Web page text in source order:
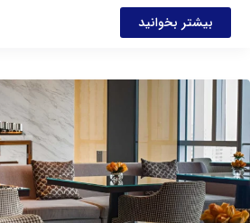
بیشتر بخوانید
لیست
بهترین
های
لاکچری
تهران
+
آدرس،
عکس
و
منو